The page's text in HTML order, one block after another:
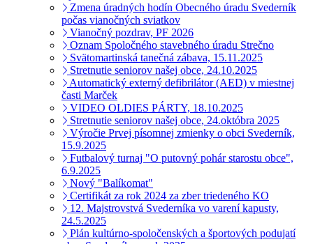
Zmena úradných hodín Obecného úradu Svederník
počas vianočných sviatkov
Vianočný pozdrav, PF 2026
Oznam Spoločného stavebného úradu Strečno
Svätomartinská tanečná zábava, 15.11.2025
Stretnutie seniorov našej obce, 24.10.2025
Automatický externý defibrilátor (AED) v miestnej
časti Marček
VIDEO OLDIES PÁRTY, 18.10.2025
Stretnutie seniorov našej obce, 24.októbra 2025
Výročie Prvej písomnej zmienky o obci Svederník,
15.9.2025
Futbalový turnaj "O putovný pohár starostu obce",
6.9.2025
Nový "Balíkomat"
Certifikát za rok 2024 za zber triedeného KO
12. Majstrovstvá Svederníka vo varení kapusty,
24.5.2025
Plán kultúrno-spoločenských a športových podujatí